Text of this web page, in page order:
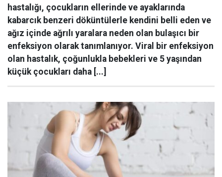
hastalığı, çocukların ellerinde ve ayaklarında
kabarcık benzeri döküntülerle kendini belli eden ve
ağız içinde ağrılı yaralara neden olan bulaşıcı bir
enfeksiyon olarak tanımlanıyor. Viral bir enfeksiyon
olan hastalık, çoğunlukla bebekleri ve 5 yaşından
küçük çocukları daha [...]